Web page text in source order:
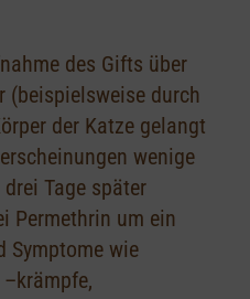
des Gifts über
(beispielsweise durch
der Katze gelangt
wenige
Tage später
Permethrin um ein
Symptome wie